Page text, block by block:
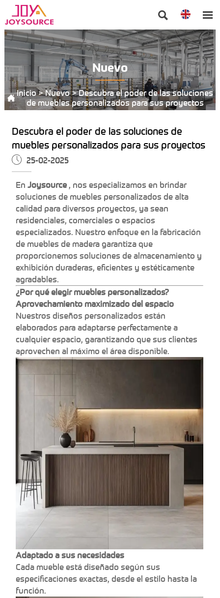
 
Nuevo
Inicio>Nuevo>Descubra el poder de las soluciones
de muebles personalizados para sus proyectos
Descubra el poder de las soluciones de
muebles personalizados para sus proyectos
 25-02-2025
En Joysource, nos especializamos en brindar
soluciones de muebles personalizados de alta
calidad para diversos proyectos, ya sean
residenciales, comerciales o espacios
especializados. Nuestro enfoque en la fabricación
de muebles de madera garantiza que
proporcionemos soluciones de almacenamiento y
exhibición duraderas, eficientes y estéticamente
agradables.
¿Por qué elegir muebles personalizados?
Aprovechamiento maximizado del espacio
Nuestros diseños personalizados están
elaborados para adaptarse perfectamente a
cualquier espacio, garantizando que sus clientes
aprovechen al máximo el área disponible.
Adaptado a sus necesidades
Cada mueble está diseñado según sus
especificaciones exactas, desde el estilo hasta la
función.